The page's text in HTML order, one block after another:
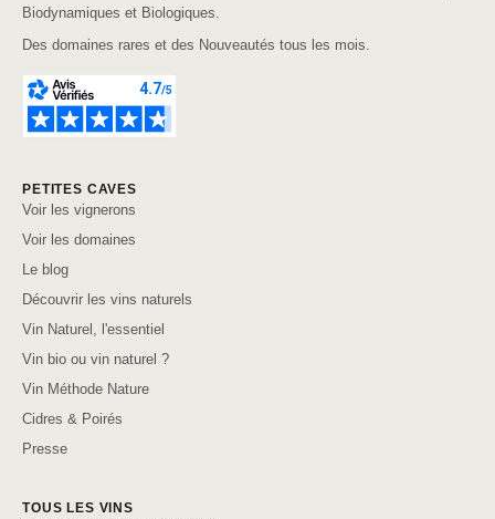
Biodynamiques et Biologiques.
Des domaines rares et des Nouveautés tous les mois.
PETITES CAVES
Voir les vignerons
Voir les domaines
Le blog
Découvrir les vins naturels
Vin Naturel, l'essentiel
Vin bio ou vin naturel ?
Vin Méthode Nature
Cidres & Poirés
Presse
TOUS LES VINS